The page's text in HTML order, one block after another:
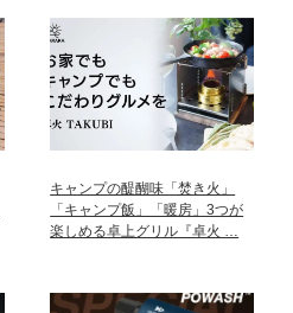
キャンプの醍醐味「焚き火」
「キャンプ飯」「暖房」3つが
楽しめる卓上グリル『卓火 …